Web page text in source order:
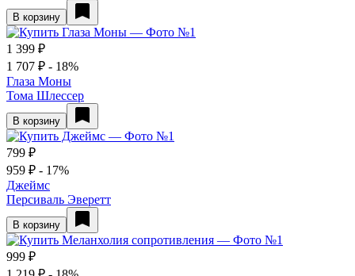
В корзину
1 399 ₽
1 707 ₽ - 18%
Глаза Моны
Тома Шлессер
В корзину
799 ₽
959 ₽ - 17%
Джеймс
Персиваль Эверетт
В корзину
999 ₽